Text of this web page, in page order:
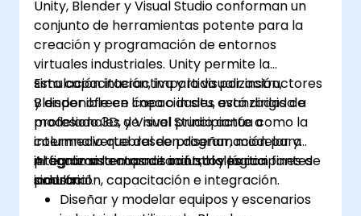
Unity, Blender y Visual Studio conforman un
conjunto de herramientas potente para la
creación y programación de entornos
virtuales industriales. Unity permite la
simulación interactiva y la visualización,
Blender ofrece capacidades avanzadas de
modelado 3D, y Visual Studio actúa como la
columna vertebral de programación para
integrar sistemas de control y lógica
industrial.
Esta capacitación, impartida por instructores
y disponible en línea o in situ, está dirigida a
profesionales de nivel principiante a
intermedio que deseen diseñar, modelar y
programar entornos industriales con fines de
simulación, capacitación e integración.
Al finalizar la capacitación, los participantes
podrán:
Diseñar y modelar equipos y escenarios